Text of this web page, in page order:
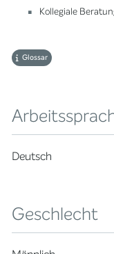
Kollegiale
Glossar
Deutsch
Geschlecht